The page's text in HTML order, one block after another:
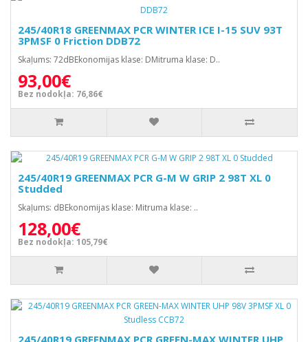
245/40R18 GREENMAX PCR WINTER ICE I-15 SUV 93T
3PMSF 0 Friction DDB72
Skaļums: 72dBEkonomijas klase: DMitruma klase: D..
93,00€
Bez nodokļa: 76,86€
245/40R19 GREENMAX PCR G-M W GRIP 2 98T XL 0
Studded
Skaļums: dBEkonomijas klase: Mitruma klase: ..
128,00€
Bez nodokļa: 105,79€
245/40R19 GREENMAX PCR GREEN-MAX WINTER UHP